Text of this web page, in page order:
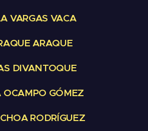
VARGAS VACA
ARAQUE
DIVANTOQUE
GÓMEZ
RODRÍGUEZ